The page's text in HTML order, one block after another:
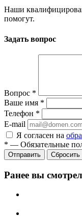
Наши
помогут.
Задать вопрос
Вопрос *
Ваше имя *
Телефон *
E-mail
Я согласен на
* — Обязательные
Сбросить
Ранее вы